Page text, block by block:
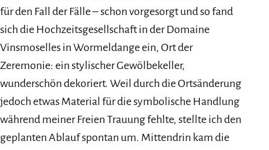
für den Fall der Fälle – schon vorgesorgt und so fand
sich die Hochzeitsgesellschaft in der Domaine
Vinsmoselles in Wormeldange ein, Ort der
Zeremonie: ein stylischer Gewölbekeller,
wunderschön dekoriert. Weil durch die Ortsänderung
jedoch etwas Material für die symbolische Handlung
während meiner Freien Trauung fehlte, stellte ich den
geplanten Ablauf spontan um. Mittendrin kam die